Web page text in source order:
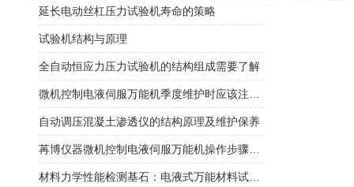
延长电动丝杠压力试验机寿命的策略
试验机结构与原理
全自动恒应力压力试验机的结构组成需要了解
自动调压混凝土渗透仪的结构原理及维护保养